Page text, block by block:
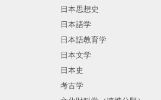
日本思想史
日本語学
日本語教育学
日本文学
日本史
考古学